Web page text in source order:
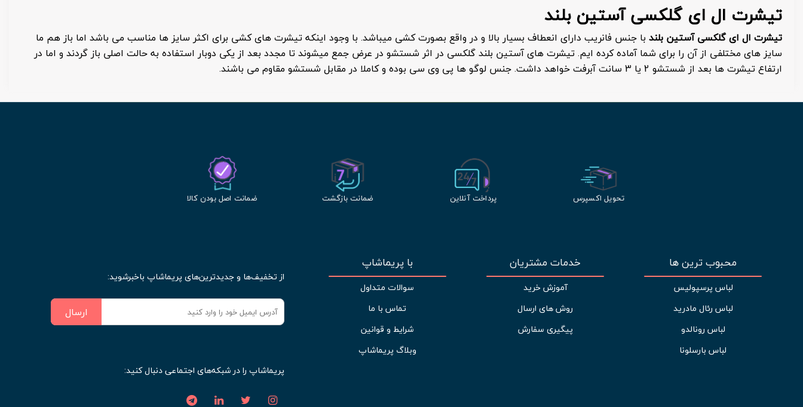
تیشرت ال ای گلکسی آستین بلند
تیشرت ال ای گلکسی آستین بلند با جنس فانریب دارای انعطاف بسیار بالا و در واقع بصورت کشی میباشد. با وجود اینکه تیشرت های کشی برای اکثر سایز ها مناسب می باشد اما باز هم ما
سایز های مختلفی از آن را برای شما آماده کرده ایم. تیشرت های آستین بلند گلکسی در اثر شستشو در عرض جمع میشوند تا مجدد بعد از یکی دوبار استفاده به حالت اصلی باز گردند و اما در
ارتفاع تیشرت ها بعد از شستشو 2 یا 3 سانت آبرفت خواهد داشت. جنس لوگو ها پی وی سی بوده و کاملا در مقابل شستشو مقاوم می باشند.
تحویل اکسپرس پرداخت آنلاین ضمانت بازگشت ضمانت اصل بودن کالا
محبوب ترین ها
لباس پرسپولیس
لباس رئال مادرید
لباس رونالدو
لباس بارسلونا
خدمات مشتریان
آموزش خرید
روش های ارسال
پیگیری سفارش
با پریماشاپ
سوالات متداول
تماس با ما
شرایط و قوانین
وبلاگ پریماشاپ
از تخفیف‌ها و جدیدترین‌های پریماشاپ باخبرشوید:
ارسال
پریماشاپ را در شبکه‌های اجتماعی دنبال کنید: